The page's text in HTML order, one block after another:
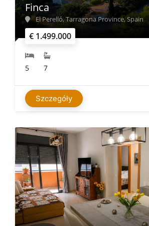
€ 1.499.000
Finca
El Perelló, Tarragona Province, Spain
5 7
Szczegóły